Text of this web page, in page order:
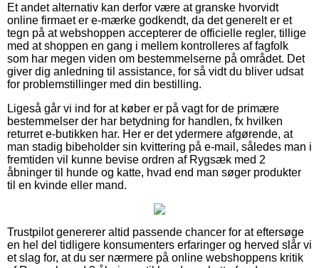
Et andet alternativ kan derfor være at granske hvorvidt
online firmaet er e-mærke godkendt, da det generelt er et
tegn på at webshoppen accepterer de officielle regler, tillige
med at shoppen en gang i mellem kontrolleres af fagfolk
som har megen viden om bestemmelserne på området. Det
giver dig anledning til assistance, for så vidt du bliver udsat
for problemstillinger med din bestilling.
Ligeså går vi ind for at køber er på vagt for de primære
bestemmelser der har betydning for handlen, fx hvilken
returret e-butikken har. Her er det ydermere afgørende, at
man stadig bibeholder sin kvittering på e-mail, således man i
fremtiden vil kunne bevise ordren af Rygsæk med 2
åbninger til hunde og katte, hvad end man søger produkter
til en kvinde eller mand.
Trustpilot genererer altid passende chancer for at eftersøge
en hel del tidligere konsumenters erfaringer og herved slår vi
et slag for, at du ser nærmere på online webshoppens kritik